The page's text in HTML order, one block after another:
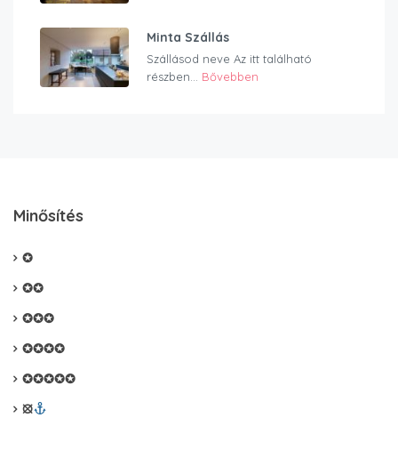
Minta Szállás
Szállásod neve Az itt található
részben... Bővebben
Minősítés
✪
✪✪
✪✪✪
✪✪✪✪
✪✪✪✪✪
⦻